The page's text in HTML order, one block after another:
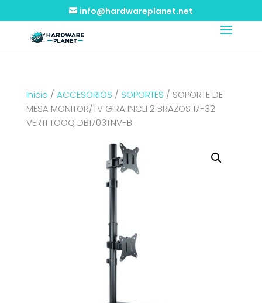
info@hardwareplanet.net
Inicio / ACCESORIOS / SOPORTES / SOPORTE DE
MESA MONITOR/TV GIRA INCLI 2 BRAZOS 17-32
VERTI TOOQ DB1703TNV-B